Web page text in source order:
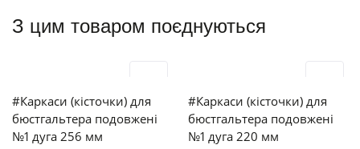
З цим товаром поєднуються
#Каркаси (кісточки) для
бюстгальтера подовжені
№1 дуга 256 мм
#Каркаси (кісточки) для
бюстгальтера подовжені
№1 дуга 220 мм